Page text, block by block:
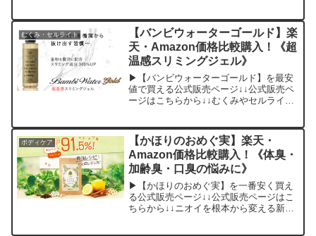
ならば、ハイネスはハイネスの公式販売
ページで購入するのが...
むくみ・セルライト
【バンビウォーターゴールド】楽
天・Amazon価格比較購入！《超
温感スリミングジェル》
▶【バンビウォーターゴールド】を最安
値で買える公式販売ページ↓↓公式販売ペ
ージはこちらから↓↓むくみやセルライト
ド】。この【バンビウォーターゴール
ド】を最安値で手に入れるに...
ボディケア
【かほりのおめぐ実】楽天・
Amazon価格比較購入！《体臭・
加齢臭・口臭の悩みに》
▶【かほりのおめぐ実】を一番安く買え
る公式販売ページ↓↓公式販売ページはこ
ちらから↓↓ニオイを根本から変える新時